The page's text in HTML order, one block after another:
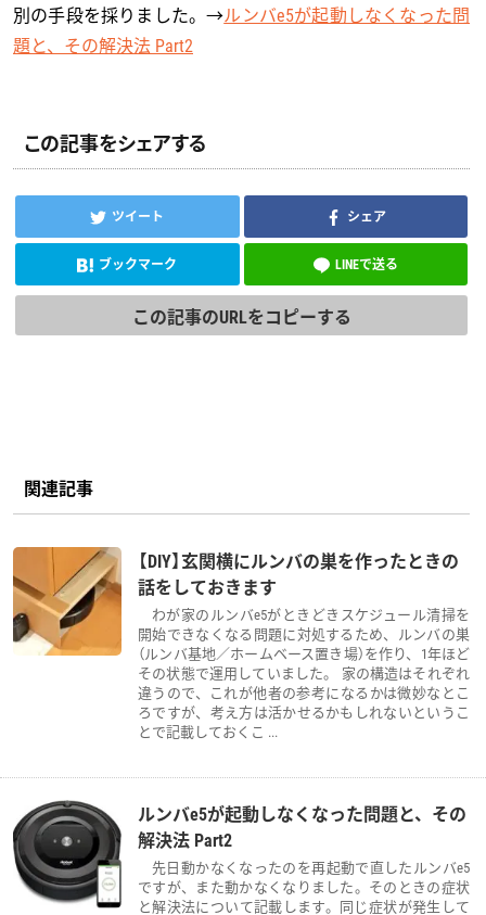
別の手段を採りました。→ルンバe5が起動しなくなった問
題と、その解決法 Part2
この記事をシェアする
ツイート シェア
ブックマーク LINEで送る
この記事のURLをコピーする
関連記事
【DIY】玄関横にルンバの巣を作ったときの
話をしておきます
わが家のルンバe5がときどきスケジュール清掃を
開始できなくなる問題に対処するため、ルンバの巣
（ルンバ基地／ホームベース置き場）を作り、1年ほど
その状態で運用していました。 家の構造はそれぞれ
違うので、これが他者の参考になるかは微妙なとこ
ろですが、考え方は活かせるかもしれないというこ
とで記載しておくこ ...
ルンバe5が起動しなくなった問題と、その
解決法 Part2
先日動かなくなったのを再起動で直したルンバe5
ですが、また動かなくなりました。そのときの症状
と解決法について記載します。同じ症状が発生して